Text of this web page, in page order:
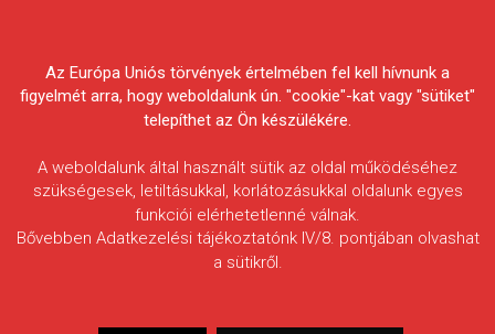
Egyesületek Szövetsége
Címke: Halászlé
Az Európa Uniós törvények értelmében fel kell hívnunk a
figyelmét arra, hogy weboldalunk ún. "cookie"-kat vagy "sütiket"
telepíthet az Ön készülékére.
A weboldalunk által használt sütik az oldal működéséhez
szükségesek, letiltásukkal, korlátozásukkal oldalunk egyes
funkciói elérhetetlenné válnak.
Bővebben Adatkezelési tájékoztatónk IV/8. pontjában olvashat
a sütikről.